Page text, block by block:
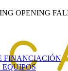
OPENING
FINANCIACIÓN